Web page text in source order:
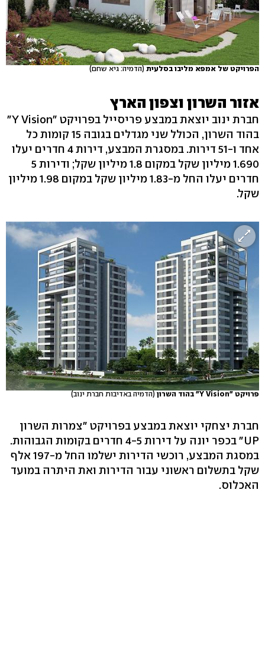
הפרויקט של אמפא מליבו בסלעית (הדמיה: גיא שחם)
אזור השרון וצפון הארץ
חברת ינוב יוצאת במבצע פריסייל בפרויקט "Y Vision"
בהוד השרון, הכולל שני מגדלים בגובה 15 קומות כל
אחד ו-51 דירות. במסגרת המבצע, דירות 4 חדרים יעלו
1.690 מיליון שקל במקום 1.8 מיליון שקל; ודירות 5
חדרים יעלו החל מ-1.83 מיליון שקל במקום 1.98 מיליון
שקל.
פרויקט "Y Vision" בהוד השרון (הדמיה באדיבות חברת ינוב)
חברת יצחקי יוצאת במבצע בפרויקט "צמרות השרון
UP" בכפר יונה על דירות 4-5 חדרים בקומות הגבוהות.
במסגת המבצע, רוכשי הדירות ישלמו החל מ-197 אלף
שקל בתשלום ראשוני עבור הדירות ואת היתרה במועד
האכלוס.